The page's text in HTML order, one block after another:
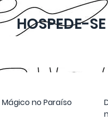
HOSPEDE-
no Paraíso